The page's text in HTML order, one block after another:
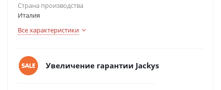
Страна производства
Италия
Все характеристики
Увеличение гарантии Jackys